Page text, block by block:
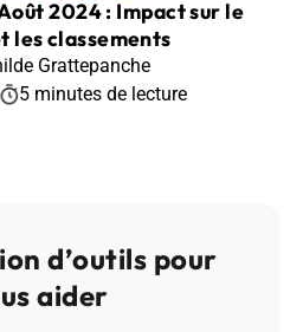
2024 : Impact sur le
les classements
Grattepanche
5 minutes de lecture
d’outils pour
aider